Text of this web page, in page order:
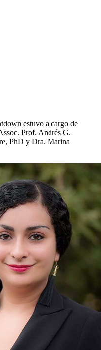
estuvo a cargo de
Prof. Andrés G.
PhD y Dra. Marina